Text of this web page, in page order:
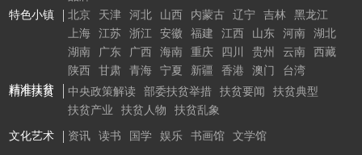
特色小镇
北京 天津 河北 山西 内蒙古 辽宁 吉林
黑龙江
上海
江苏 浙江 安徽 福建 江西 山东 河南
湖北
湖南
广东 广西 海南 重庆 四川 贵州 云南
西藏
陕西
甘肃 青海 宁夏 新疆 香港 澳门
台湾
精准扶贫
文化艺术 资讯 读书 国学 娱乐 书画馆 文学馆
精准扶贫 中央政策解读 部委扶贫举措 扶贫要闻
扶贫典型
扶贫产业
扶贫人物 扶贫乱象